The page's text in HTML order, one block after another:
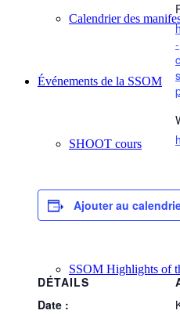
Calendrier des
Événements de la SSOM
SHOOT cours
Cours de base SSOM
SSOM Highlights of
-
Ajouter au
DÉTAILS
Date :